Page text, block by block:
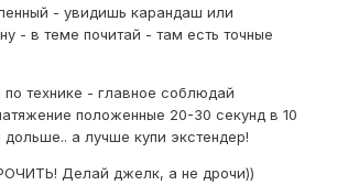
- увидишь карандаш или
- в теме почитай - там есть точные
по технике - главное соблюдай
положенные 20-30 секунд в 10
а лучше купи экстендер!
Делай джелк, а не дрочи))